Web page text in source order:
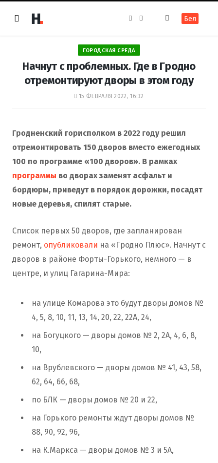
e
b
o
o
k
t
a
m
Бел
ГОРОДСКАЯ СРЕДА
Начнут с проблемных. Где в Гродно
отремонтируют дворы в этом году
15 ФЕВРАЛЯ 2022, 16:32
Гродненский горисполком в 2022 году решил
отремонтировать 150 дворов вместо ежегодных
100 по программе «100 дворов». В рамках
программы во дворах заменят асфальт и
бордюры, приведут в порядок дорожки, посадят
новые деревья, спилят старые.
Список первых 50 дворов, где запланирован
ремонт, опубликовали на «Гродно Плюс». Начнут с
дворов в районе Форты-Горького, немного — в
центре, и улиц Гагарина-Мира:
на улице Комарова это будут дворы домов №
4, 5, 8, 10, 11, 13, 14, 20, 22, 22А, 24,
на Богуцкого — дворы домов № 2, 2А, 4, 6, 8,
10,
на Врублевского — дворы домов № 41, 43, 58,
62, 64, 66, 68,
по БЛК — дворы домов № 20 и 22,
на Горького ремонты ждут дворы домов №
88, 90, 92, 96,
на К.Маркса — дворы домов № 3 и 5А,